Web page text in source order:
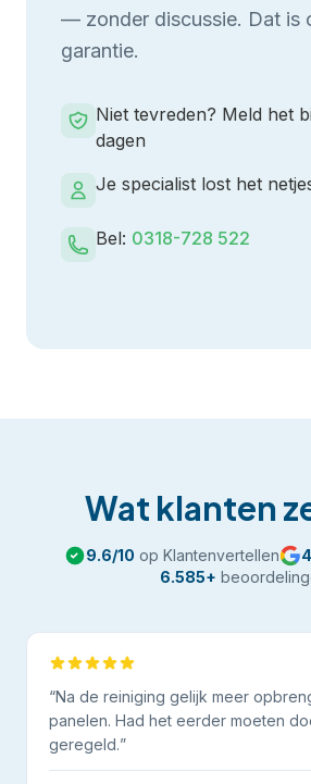
— zonder discussie. Dat is
garantie.
Niet tevreden? Meld het
dagen
Je specialist lost het
Bel: 0318-728 522
Wat klanten
9.6/10 op Klantenvertellen
6.585+
“Na de reiniging gelijk meer
panelen. Had het eerder moeten
geregeld.”